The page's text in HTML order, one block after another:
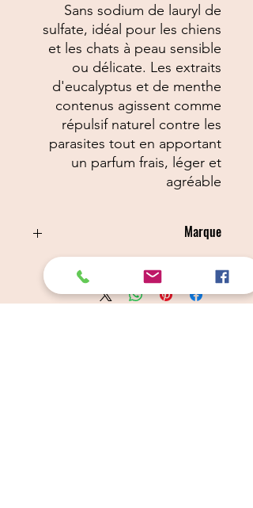
Sans sodium de lauryl de
sulfate, idéal pour les chiens
et les chats à peau sensible
ou délicate. Les extraits
d'eucalyptus et de menthe
contenus agissent comme
répulsif naturel contre les
parasites tout en apportant
un parfum frais, léger et
agréable
Marque
IV SAN BERNARD